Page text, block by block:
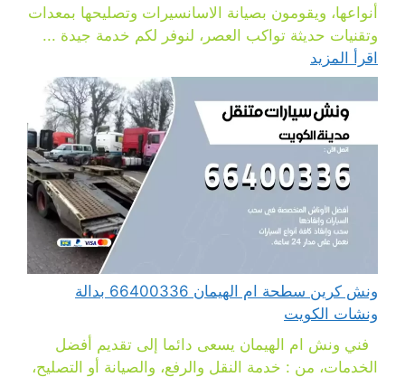
أنواعها، ويقومون بصيانة الاسانسيرات وتصليحها بمعدات
وتقنيات حديثة تواكب العصر، لنوفر لكم خدمة جيدة ...
اقرأ المزيد
ونش كرين سطحة ام الهيمان 66400336 بدالة
ونشات الكويت
فني ونش ام الهيمان يسعى دائما إلى تقديم أفضل
الخدمات، من : خدمة النقل والرفع، والصيانة أو التصليح،